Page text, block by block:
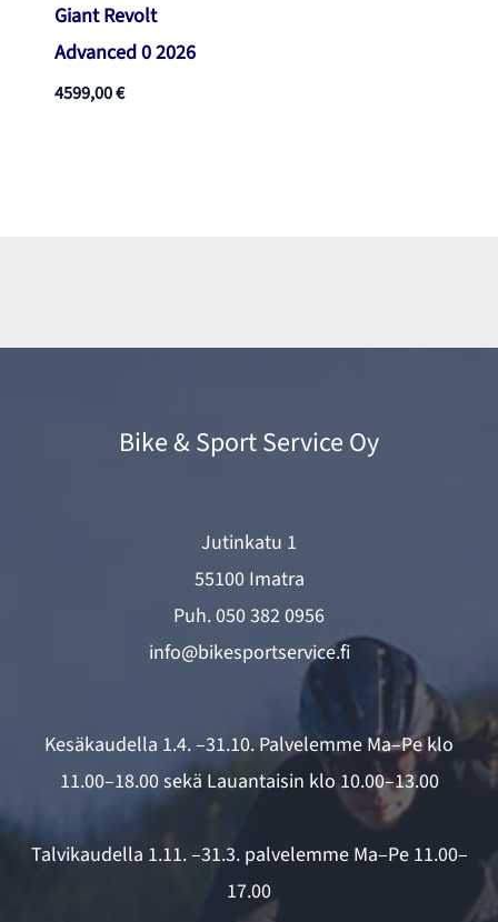
Giant Revolt
Advanced 0 2026
4599,00€
Bike & Sport Service Oy
Jutinkatu 1
55100 Imatra
Puh.050 382 0956
info@bikesportservice.fi
Kesäkaudella 1.4. –31.10. Palvelemme Ma–Pe klo
11.00–18.00 sekä Lauantaisin klo 10.00–13.00
Talvikaudella 1.11. –31.3. palvelemme Ma–Pe 11.00–
17.00